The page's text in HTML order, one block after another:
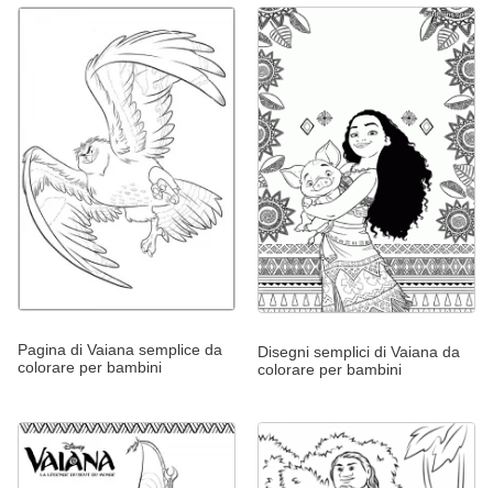
Pagina di Vaiana semplice da
colorare per bambini
Disegni semplici di Vaiana da
colorare per bambini